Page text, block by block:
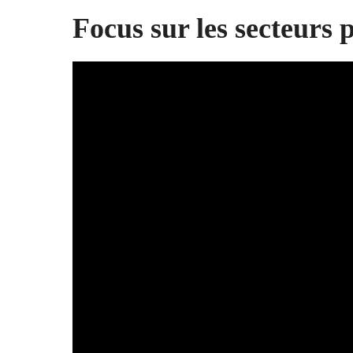
Focus sur les secteurs